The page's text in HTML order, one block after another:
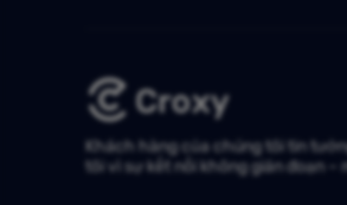
Khách hàng của chúng tôi tin
tôi vì sự kết nối không gián đoạn –